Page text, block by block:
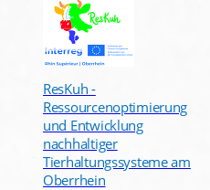
ResKuh -
Ressourcenoptimierung
und Entwicklung
nachhaltiger
Tierhaltungssysteme am
Oberrhein